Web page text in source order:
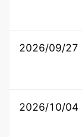
2026/09/27
2026/10/04